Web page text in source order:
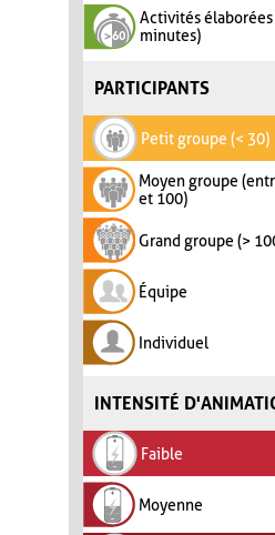
Activités élaborées
minutes)
PARTICIPANTS
Petit groupe (< 30)
Moyen groupe
et 100)
Grand groupe (>
Équipe
Individuel
INTENSITÉ
Faible
Moyenne